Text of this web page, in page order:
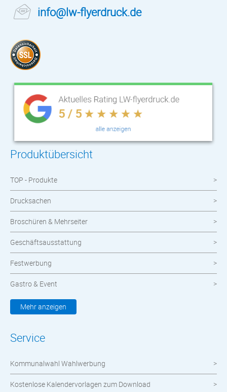
info@lw-flyerdruck.de
Produktübersicht
TOP - Produkte
Drucksachen
Broschüren & Mehrseiter
Geschäftsausstattung
Festwerbung
Gastro & Event
Kleidung & Textilien
meinOrt
Nachhaltige Produkte
Mehr anzeigen
Service
Kommunalwahl Wahlwerbung
Kostenlose Kalendervorlagen zum Download